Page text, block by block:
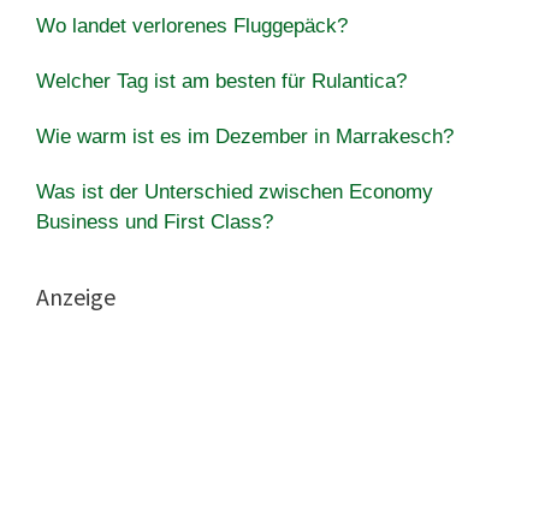
Wo landet verlorenes Fluggepäck?
Welcher Tag ist am besten für Rulantica?
Wie warm ist es im Dezember in Marrakesch?
Was ist der Unterschied zwischen Economy
Business und First Class?
Anzeige